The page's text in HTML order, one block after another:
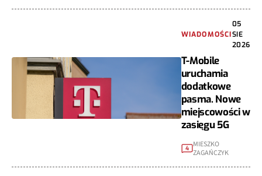
WIADOMOŚCI
05
SIE
2026
T-Mobile
uruchamia
dodatkowe
pasma. Nowe
miejscowości w
zasięgu 5G
4 MIESZKO
ZAGAŃCZYK